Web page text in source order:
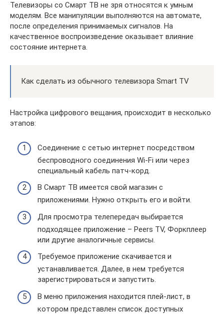
Телевизоры со Смарт ТВ не зря относятся к умным
моделям. Все манипуляции выполняются на автомате,
после определения принимаемых сигналов. На
качественное воспроизведение оказывает влияние
состояние интернета.
Как сделать из обычного телевизора Smart TV
Настройка цифрового вещания, происходит в несколько
этапов:
Соединение с сетью интернет посредством
беспроводного соединения Wi-Fi или через
специальный кабель патч-корд.
В Смарт ТВ имеется свой магазин с
приложениями. Нужно открыть его и войти.
Для просмотра телепередач выбирается
подходящее приложение – Peers TV, Форкплеер
или другие аналогичные сервисы.
Требуемое приложение скачивается и
устанавливается. Далее, в нем требуется
зарегистрироваться и запустить.
В меню приложения находится плей-лист, в
котором представлен список доступных